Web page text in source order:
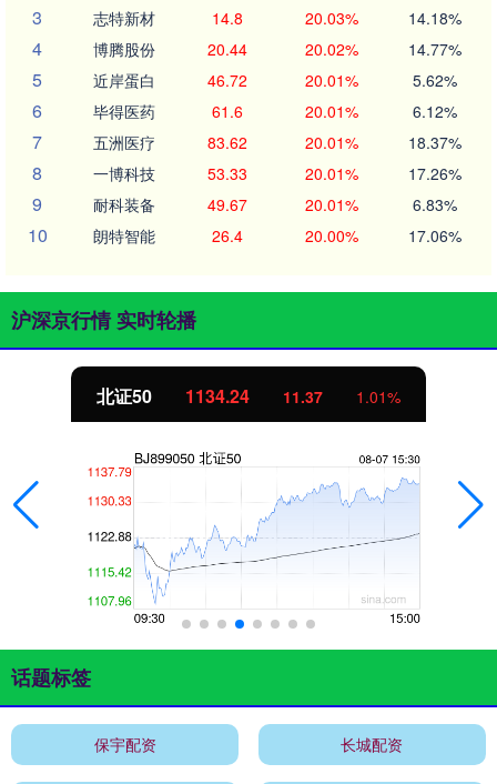
3 志特新材 14.8 20.03% 14.18%
4 博腾股份 20.44 20.02% 14.77%
5 近岸蛋白 46.72 20.01% 5.62%
6 毕得医药 61.6 20.01% 6.12%
7 五洲医疗 83.62 20.01% 18.37%
8 一博科技 53.33 20.01% 17.26%
9 耐科装备 49.67 20.01% 6.83%
10 朗特智能 26.4 20.00% 17.06%
沪深京行情 实时轮播
北证50 1134.24 11.37 1.01%
话题标签
保宇配资 长城配资